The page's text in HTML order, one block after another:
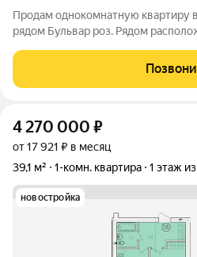
Продам однокомнатную квартиру
рядом Бульвар роз. Рядом
под ремонт, в ней вы можете
4 270 000 ₽
от 17 921 ₽ в месяц
39,1 м²
1-комн. квартира 1 этаж из
новостройка